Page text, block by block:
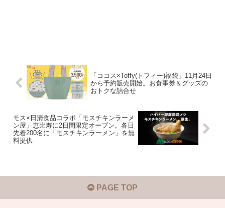
「ココス×Toffy(トフィー)福袋」11月24日
から予約販売開始。お食事券＆グッズの
おトクな詰合せ
モス×日清食品コラボ「モスチキンラーメ
ン屋」恵比寿に2日間限定オープン。各日
先着200名に「モスチキンラーメン」を無
料提供
PAGE TOP